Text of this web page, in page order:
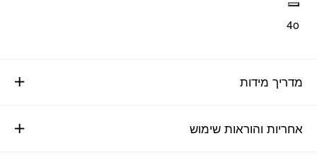
4o
מדריך מידות
אחריות והוראות שימוש